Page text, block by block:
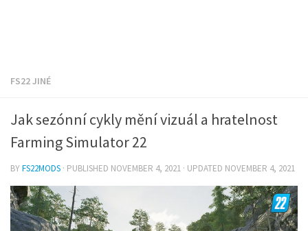
FS22 JINÉ
Jak sezónní cykly mění vizuál a hratelnost
Farming Simulator 22
BYFS22MODS · PUBLISHED NOVEMBER 4, 2021 · UPDATED NOVEMBER 4, 2021